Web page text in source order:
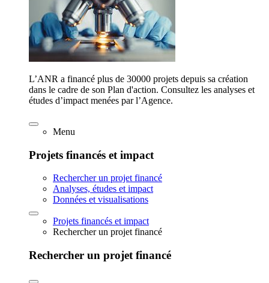
L’ANR a financé plus de 30000 projets depuis sa création
dans le cadre de son Plan d'action. Consultez les analyses et
études d’impact menées par l’Agence.
Menu
Projets financés et impact
Rechercher un projet financé
Analyses, études et impact
Données et visualisations
Projets financés et impact
Rechercher un projet financé
Rechercher un projet financé